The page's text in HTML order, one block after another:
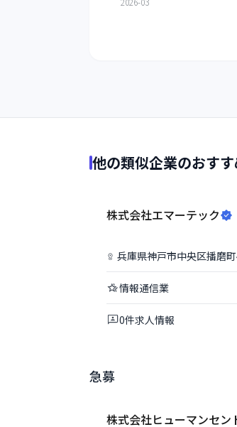
他の類似企業のおすす
株式会社エマーテック
兵庫県神戸市中央区播磨町49番
情報通信業
0件求人情報
急募
株式会社ヒューマンセン